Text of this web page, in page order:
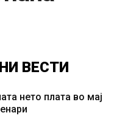
ВЕСТИ
нето плата во мај